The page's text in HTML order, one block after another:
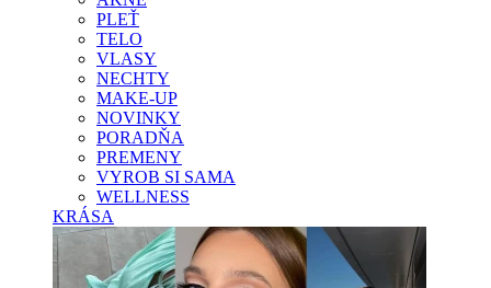
PLEŤ
TELO
VLASY
NECHTY
MAKE-UP
NOVINKY
PORADŇA
PREMENY
VYROB SI SAMA
WELLNESS
KRÁSA